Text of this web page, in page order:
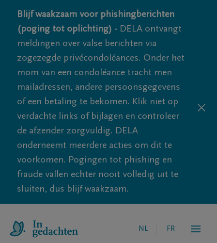
Blijf waakzaam voor phishingberichten
(poging tot oplichting) - DELA ontvangt
meldingen over valse berichten via
zogezegde privécondoléances. Onder het
mom van een condoléance tracht men
mailadressen, andere persoonsgegevens
of een betaling te bekomen. Klik niet op
verdachte links of bijlagen en controleer
de afzender zorgvuldig. DELA
onderneemt meerdere acties om dit te
voorkomen. Pogingen tot phishing en
fraude vallen echter nooit volledig uit te
sluiten, dus blijf waakzaam.
NL FR